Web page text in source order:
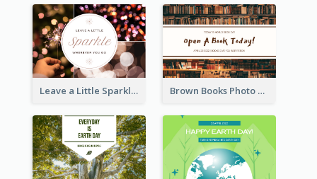
Leave a Little Sparkle Wherever You Go Postcard Brown Books Photo World Book Day Postcard